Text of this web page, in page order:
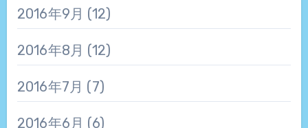
2016年9月 (12)
2016年8月 (12)
2016年7月 (7)
2016年6月 (6)